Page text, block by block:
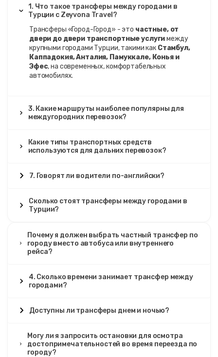
1. Что такое трансферы между городами в
Турции с Zeyvona Travel?
Трансферы «Город-Город» - это частные, от
двери до двери транспортные услугимежду
крупными городами Турции, такими как Стамбул,
Каппадокия, Анталия, Памуккале, Конья и
Эфес, на современных, комфортабельных
автомобилях.
3. Какие маршруты наиболее популярны для
междугородних перевозок?
Какие типы транспортных средств
используются для дальних перевозок?
7. Говорят ли водители по-английски?
Сколько стоят трансферы между городами в
Турции?
Почему я должен выбрать частный трансфер по
городу вместо автобуса или внутреннего
рейса?
4. Сколько времени занимает трансфер между
городами?
Доступны ли трансферы днем и ночью?
Могу ли я запросить остановки для осмотра
достопримечательностей во время переезда по
городу?